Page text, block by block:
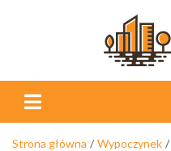
Strona główna
Wypoczynek